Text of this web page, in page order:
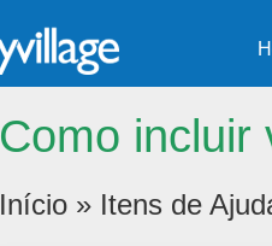
Como incluir
Início » Itens de